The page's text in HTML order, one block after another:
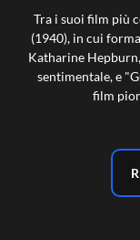
Tra i suoi film più
(1940), in cui
Katharine
sentimentale, e
film